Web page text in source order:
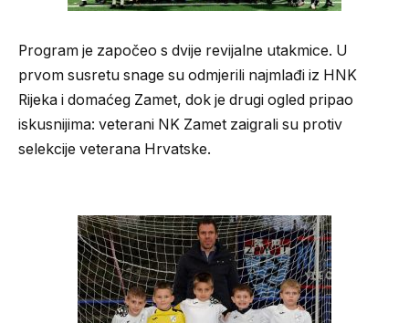
Program je započeo s dvije revijalne utakmice. U
prvom susretu snage su odmjerili najmlađi iz HNK
Rijeka i domaćeg Zamet, dok je drugi ogled pripao
iskusnijima: veterani NK Zamet zaigrali su protiv
selekcije veterana Hrvatske.